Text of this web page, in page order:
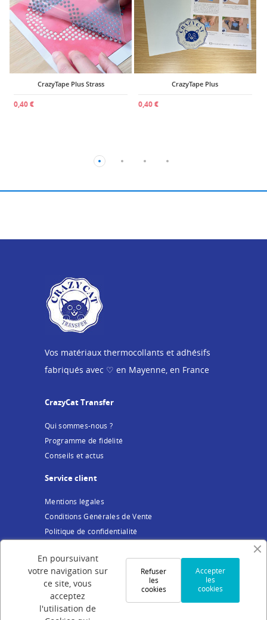
CrazyTape Plus Strass
0,40 €
CrazyTape Plus
0,40 €
Vos matériaux thermocollants et adhésifs
fabriqués avec ♡ en Mayenne, en France
CrazyCat Transfer
Qui sommes-nous ?
Programme de fidélité
Conseils et actus
Service client
Mentions légales
Conditions Générales de Vente
Politique de confidentialité
Votre compte
Connexion
Création de compte
En poursuivant
votre navigation sur
ce site, vous
acceptez
l'utilisation de
Accepter
les
cookies
Refuser
les
cookies